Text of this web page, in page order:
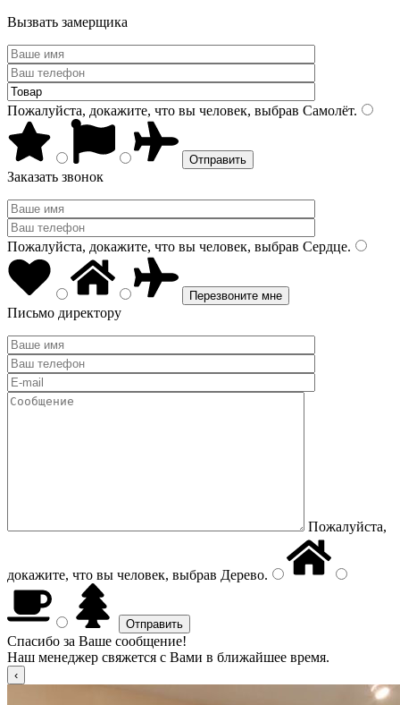
Вызвать замерщика
Пожалуйста, докажите, что вы человек, выбрав Самолёт.
Заказать звонок
Пожалуйста, докажите, что вы человек, выбрав Сердце.
Письмо директору
Пожалуйста,
докажите, что вы человек, выбрав Дерево.
Спасибо за Ваше сообщение!
Наш менеджер свяжется с Вами в ближайшее время.